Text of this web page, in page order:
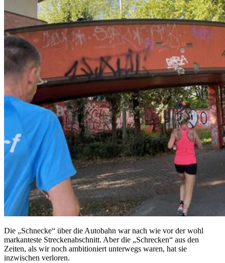
Die „Schnecke“ über die Autobahn war nach wie vor der wohl
markanteste Streckenabschnitt. Aber die „Schrecken“ aus den
Zeiten, als wir noch ambitioniert unterwegs waren, hat sie
inzwischen verloren.